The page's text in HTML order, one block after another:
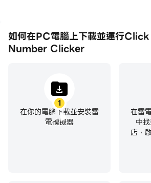
如何在PC電腦上下載並運行
Number Clicker
1
在你的電腦下載並安裝雷
電模擬器
在雷
中
店，